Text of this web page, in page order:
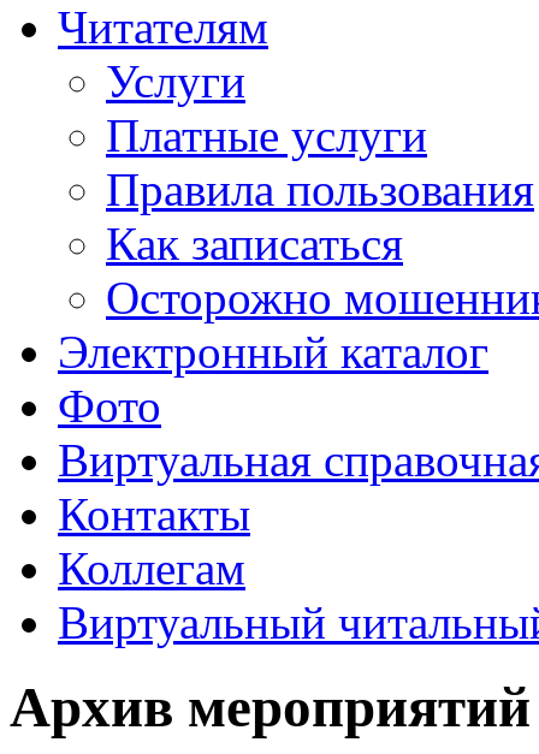
Читателям
Услуги
Платные услуги
Правила пользования
Как записаться
Осторожно
Электронный каталог
Фото
Виртуальная
Контакты
Коллегам
Виртуальный
Архив мероприятий